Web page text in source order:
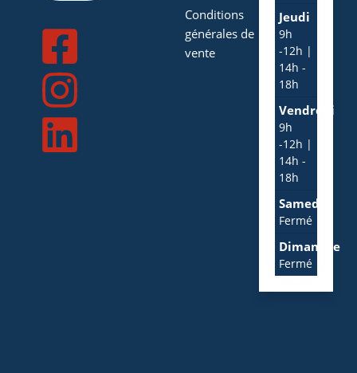
Conditions
générales de
vente
Jeudi
9h
-12h |
14h -
18h
Vendredi
9h
-12h |
14h -
18h
Samedi
Fermé
Dimanche
Fermé